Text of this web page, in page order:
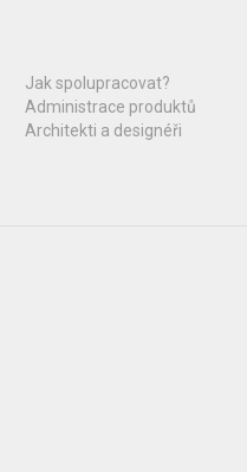
Jak spolupracovat?
Administrace produktů
Architekti a designéři